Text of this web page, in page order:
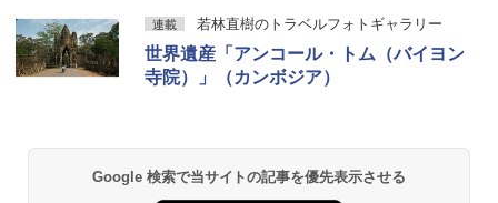
DEWEL パラソル 大型 ビーチ アウトドアパ
ラソル ガーデン サイトシート付 折りたたみ
防水 UVカット 4段階高さ調整 軽量 収納袋付
き
熊撃退スプレー 熊よけスプレー 熊スプレー
連載 若林直樹のトラベルフォトギャラリー
世界遺産「アンコール・トム（バイヨン
寺院）」（カンボジア）
Google 検索で当サイトの記事を優先表示させる